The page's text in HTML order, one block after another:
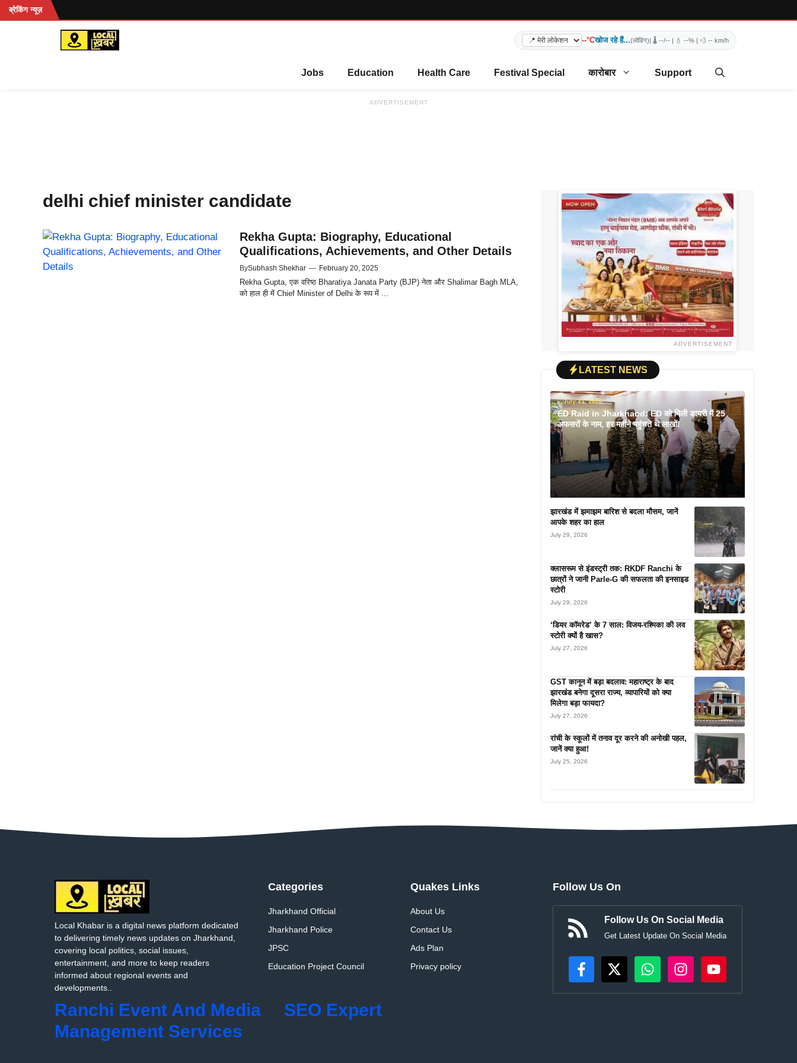
Skip
to
ब्रेकिंग न्यूज़
रहें...
--°Cखोज रहे हैं...(लोडिंग)| 🌡️ --/-- | 💧 --% | 💨 -- km/h
Jobs Education Health Care Festival Special कारोबार Support
ADVERTISEMENT
delhi chief minister candidate
Rekha Gupta: Biography, Educational
Qualifications, Achievements, and Other Details
BySubhash Shekhar — February 20, 2025
Rekha Gupta, एक वरिष्ठ Bharatiya Janata Party (BJP) नेता और Shalimar Bagh MLA,
को हाल ही में Chief Minister of Delhi के रूप में ...
ADVERTISEMENT
LATEST NEWS
July 31, 2026
ED Raid in Jharkhand: ED को मिली डायरी में 25
अफसरों के नाम, हर महीने पहुंचते थे लाखों!
झारखंड में झमाझम बारिश से बदला मौसम, जानें
आपके शहर का हाल
July 29, 2026
क्लासरूम से इंडस्ट्री तक: RKDF Ranchi के
छात्रों ने जानी Parle-G की सफलता की इनसाइड
स्टोरी
July 29, 2026
‘डियर कॉमरेड’ के 7 साल: विजय-रश्मिका की लव
स्टोरी क्यों है खास?
July 27, 2026
GST कानून में बड़ा बदलाव: महाराष्ट्र के बाद
झारखंड बनेगा दूसरा राज्य, व्यापारियों को क्या
मिलेगा बड़ा फायदा?
July 27, 2026
रांची के स्कूलों में तनाव दूर करने की अनोखी पहल,
जानें क्या हुआ!
July 25, 2026
Local Khabar is a digital news platform dedicated
to delivering timely news updates on Jharkhand,
covering local politics, social issues,
entertainment, and more to keep readers
informed about regional events and
developments..
Categories
Jharkhand Official
Jharkhand Police
JPSC
Education Project Council
Quakes Links
About Us
Contact Us
Ads Plan
Privacy policy
Follow Us On
Follow Us On Social Media
Get Latest Update On Social Media
Ranchi Event And Media
Management Services
SEO Expert